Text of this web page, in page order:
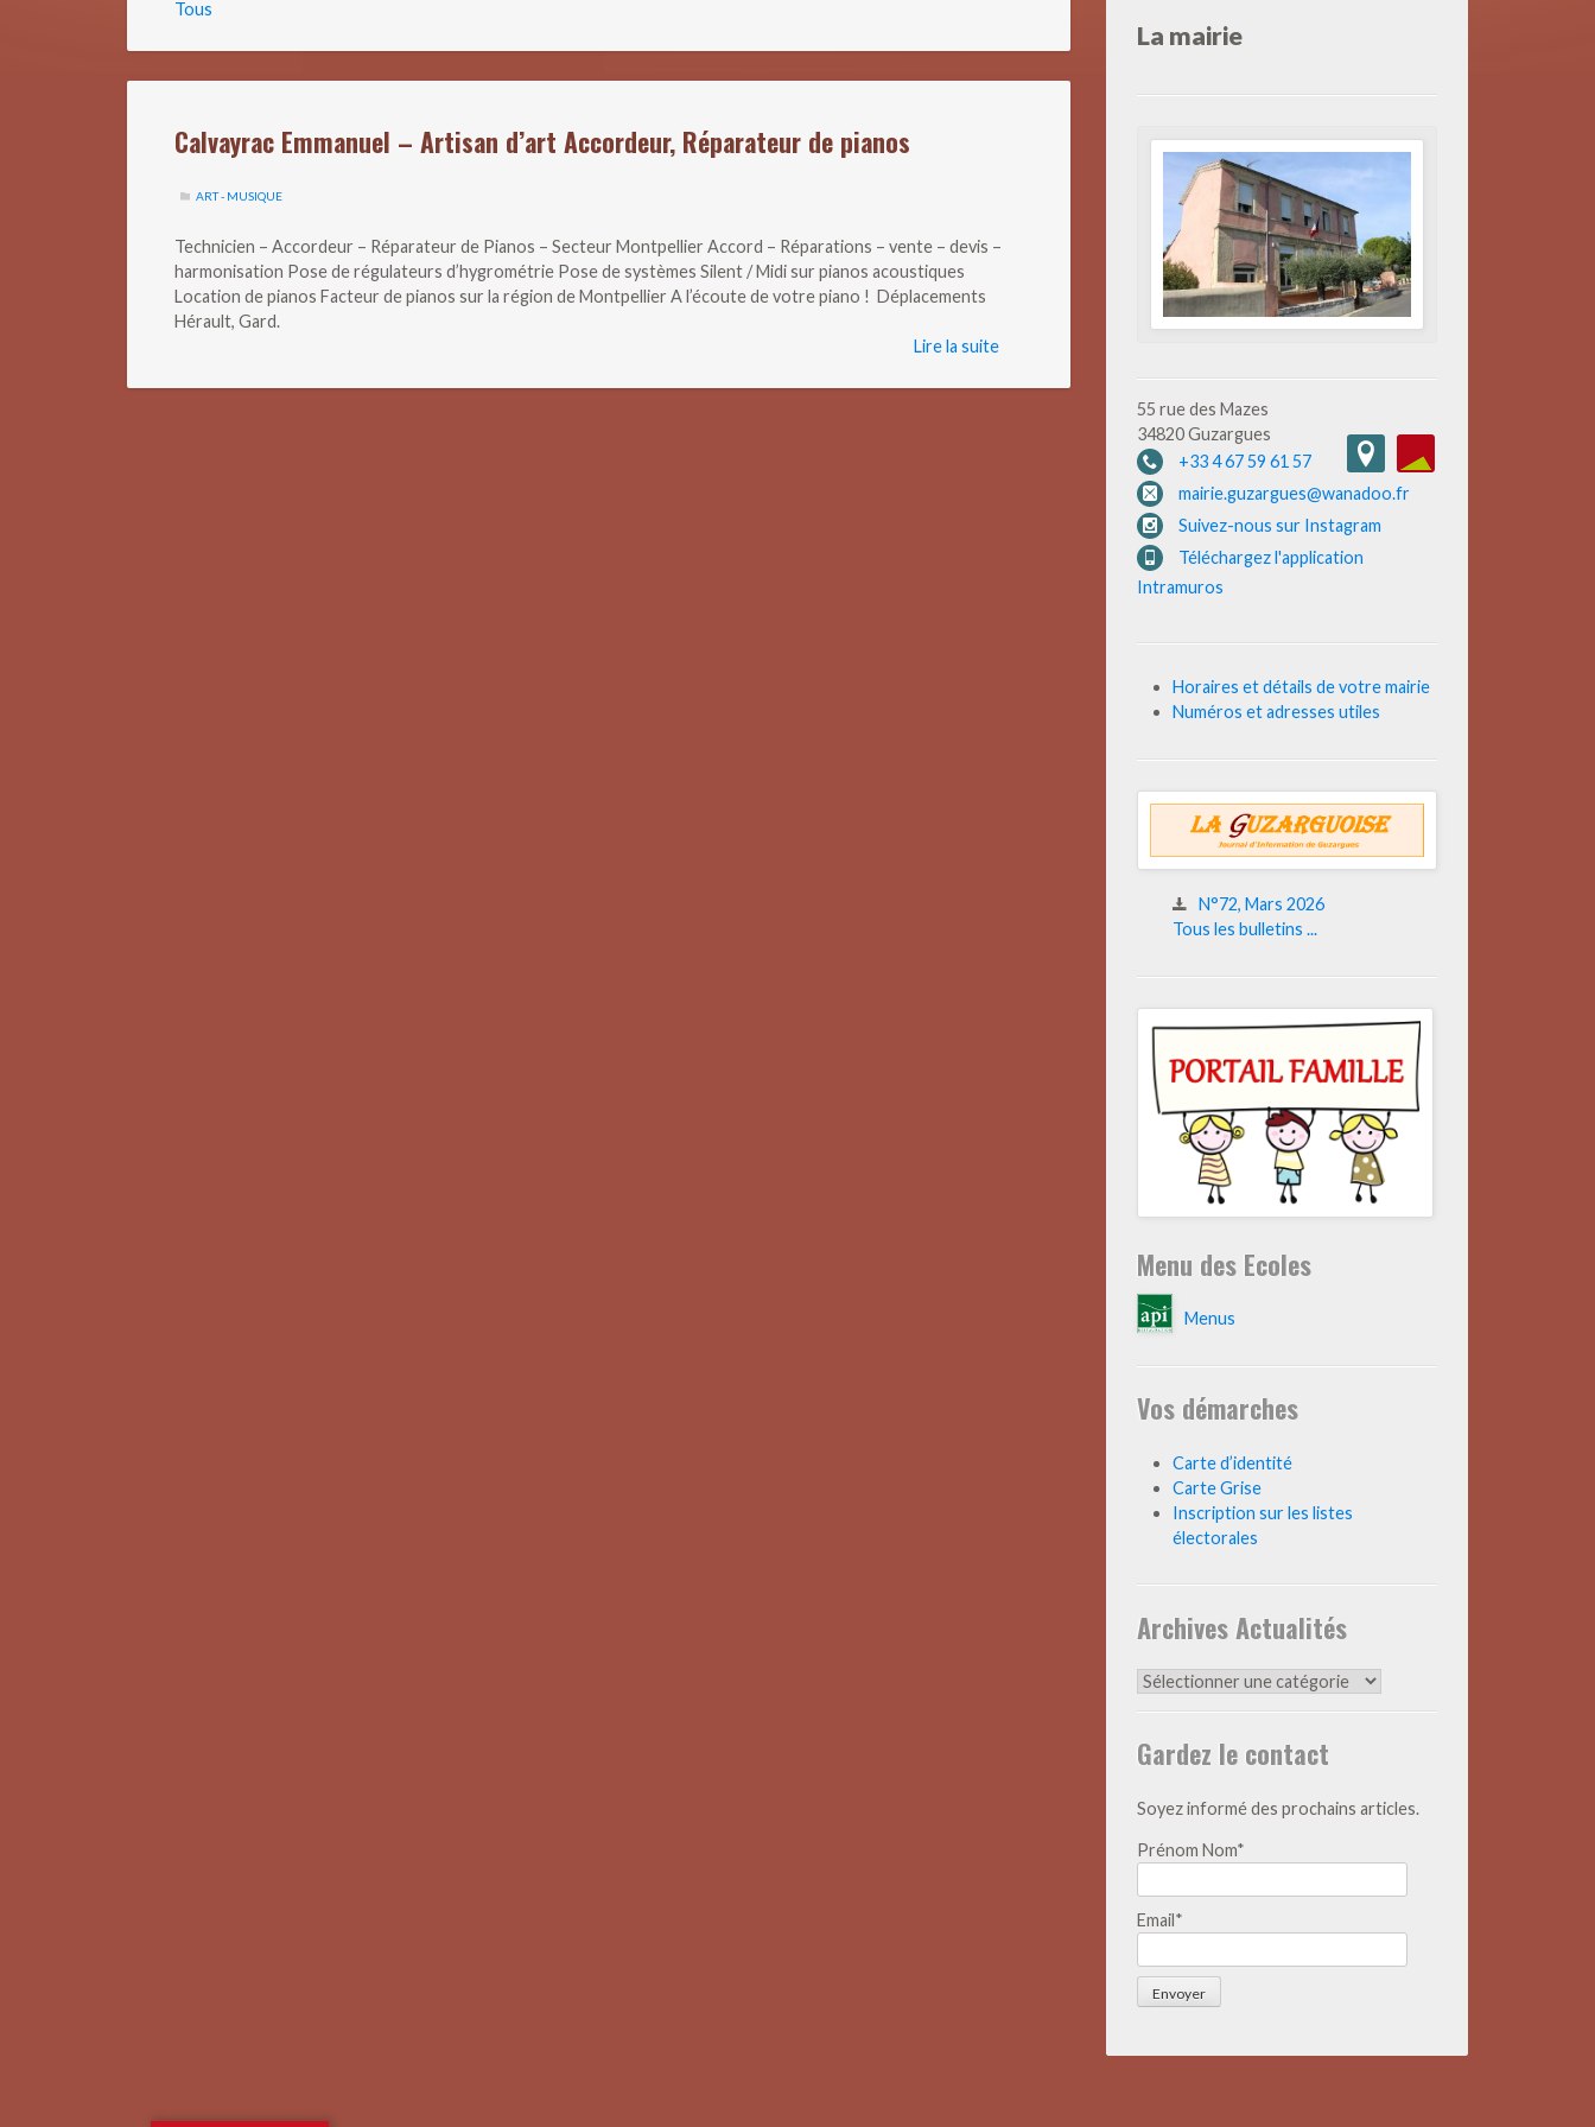
Tous
Calvayrac Emmanuel – Artisan d’art Accordeur, Réparateur de pianos
ART - MUSIQUE
Technicien – Accordeur – Réparateur de Pianos – Secteur Montpellier Accord – Réparations – vente – devis –
harmonisation Pose de régulateurs d’hygrométrie Pose de systèmes Silent / Midi sur pianos acoustiques
Location de pianos Facteur de pianos sur la région de Montpellier A l’écoute de votre piano ! Déplacements
Hérault, Gard.
Lire la suite
La mairie
55 rue des Mazes
34820 Guzargues
+33 4 67 59 61 57
mairie.guzargues@wanadoo.fr
Suivez-nous sur Instagram
Téléchargez l'application
Intramuros
Horaires et détails de votre mairie
Numéros et adresses utiles
N°72, Mars 2026
Tous les bulletins ...
Menu des Ecoles
Menus
Vos démarches
Carte d’identité
Carte Grise
Inscription sur les listes
électorales
Archives Actualités
Archives
Gardez le contact
Soyez informé des prochains articles.
Prénom Nom*
Email*